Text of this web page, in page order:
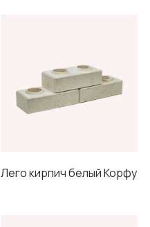
Лего кирпич белый Корфу